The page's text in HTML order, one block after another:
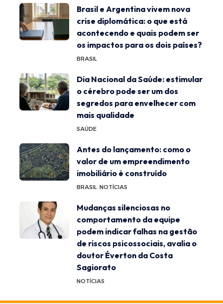
Brasil e Argentina vivem nova
crise diplomática: o que está
acontecendo e quais podem ser
os impactos para os dois países?
BRASIL
Dia Nacional da Saúde: estimular
o cérebro pode ser um dos
segredos para envelhecer com
mais qualidade
SAÚDE
Antes do lançamento: como o
valor de um empreendimento
imobiliário é construído
BRASIL NOTÍCIAS
Mudanças silenciosas no
comportamento da equipe
podem indicar falhas na gestão
de riscos psicossociais, avalia o
doutor Éverton da Costa
Sagiorato
NOTÍCIAS